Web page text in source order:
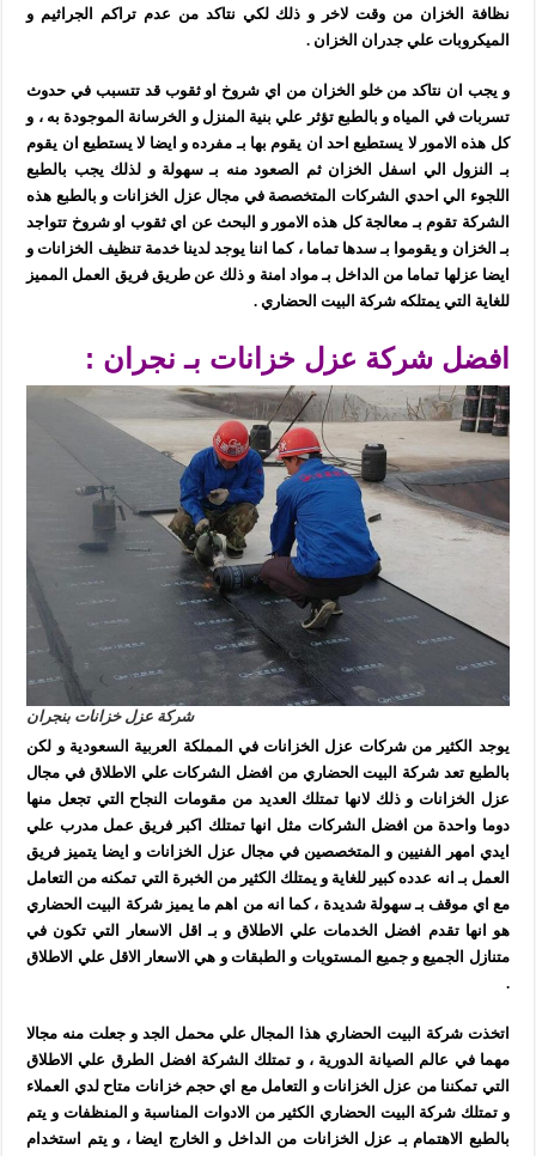
نظافة الخزان من وقت لاخر و ذلك لكي نتاكد من عدم تراكم الجراثيم و
الميكروبات علي جدران الخزان .
و يجب ان نتاكد من خلو الخزان من اي شروخ او ثقوب قد تتسبب في حدوث
تسربات في المياه و بالطبع تؤثر علي بنية المنزل و الخرسانة الموجودة به ، و
كل هذه الامور لا يستطيع احد ان يقوم بها بـ مفرده و ايضا لا يستطيع ان يقوم
بـ النزول الي اسفل الخزان ثم الصعود منه بـ سهولة و لذلك يجب بالطبع
اللجوء الي احدي الشركات المتخصصة في مجال عزل الخزانات و بالطبع هذه
الشركة تقوم بـ معالجة كل هذه الامور و البحث عن اي ثقوب او شروخ تتواجد
بـ الخزان و يقوموا بـ سدها تماما ، كما اننا يوجد لدينا خدمة تنظيف الخزانات و
ايضا عزلها تماما من الداخل بـ مواد امنة و ذلك عن طريق فريق العمل المميز
للغاية التي يمتلكه شركة البيت الحضاري .
افضل شركة عزل خزانات بـ نجران :
شركة عزل خزانات بنجران
يوجد الكثير من شركات عزل الخزانات في المملكة العربية السعودية و لكن
بالطبع تعد شركة البيت الحضاري من افضل الشركات علي الاطلاق في مجال
عزل الخزانات و ذلك لانها تمتلك العديد من مقومات النجاح التي تجعل منها
دوما واحدة من افضل الشركات مثل انها تمتلك اكبر فريق عمل مدرب علي
ايدي امهر الفنيين و المتخصصين في مجال عزل الخزانات و ايضا يتميز فريق
العمل بـ انه عدده كبير للغاية و يمتلك الكثير من الخبرة التي تمكنه من التعامل
مع اي موقف بـ سهولة شديدة ، كما انه من اهم ما يميز شركة البيت الحضاري
هو انها تقدم افضل الخدمات علي الاطلاق و بـ اقل الاسعار التي تكون في
متنازل الجميع و جميع المستويات و الطبقات و هي الاسعار الاقل علي الاطلاق
.
اتخذت شركة البيت الحضاري هذا المجال علي محمل الجد و جعلت منه مجالا
مهما في عالم الصيانة الدورية ، و تمتلك الشركة افضل الطرق علي الاطلاق
التي تمكننا من عزل الخزانات و التعامل مع اي حجم خزانات متاح لدي العملاء
و تمتلك شركة البيت الحضاري الكثير من الادوات المناسبة و المنظفات و يتم
بالطبع الاهتمام بـ عزل الخزانات من الداخل و الخارج ايضا ، و يتم استخدام